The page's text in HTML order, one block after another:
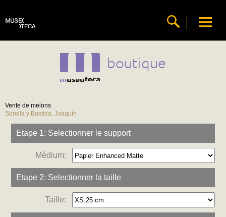
boutique
Vente de melons
Sorolla y Bastida, Joaquín
Etape 1: Selectionner le support
Médium:
Etape 2: Selectionner la taille
Taille: